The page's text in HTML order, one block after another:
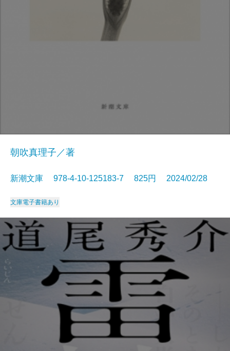
朝吹真理子／著
新潮文庫 978-4-10-125183-7 825円 2024/02/28
文庫電子書籍あり